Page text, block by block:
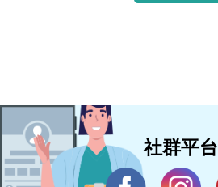
社群平台